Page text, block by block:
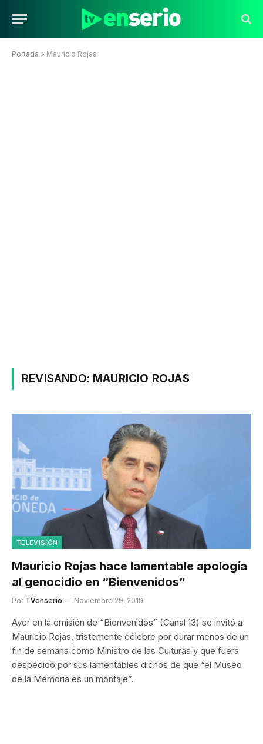
Portada » Mauricio Rojas
REVISANDO: MAURICIO ROJAS
TELEVISIÓN
Mauricio Rojas hace lamentable apología
al genocidio en “Bienvenidos”
Por TVenserio Noviembre 29, 2019
Ayer en la emisión de “Bienvenidos” (Canal 13) se invitó a
Mauricio Rojas, tristemente célebre por durar menos de un
fin de semana como Ministro de las Culturas y que fuera
despedido por sus lamentables dichos de que “el Museo
de la Memoria es un montaje”.